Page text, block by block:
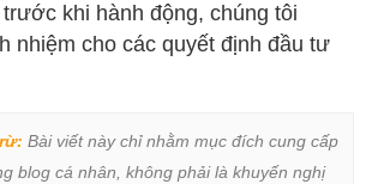
khi hành động, chúng tôi
nhiệm cho các quyết định đầu tư
Bài viết này chỉ nhằm mục đích cung cấp
blog cá nhân, không phải là khuyến nghị